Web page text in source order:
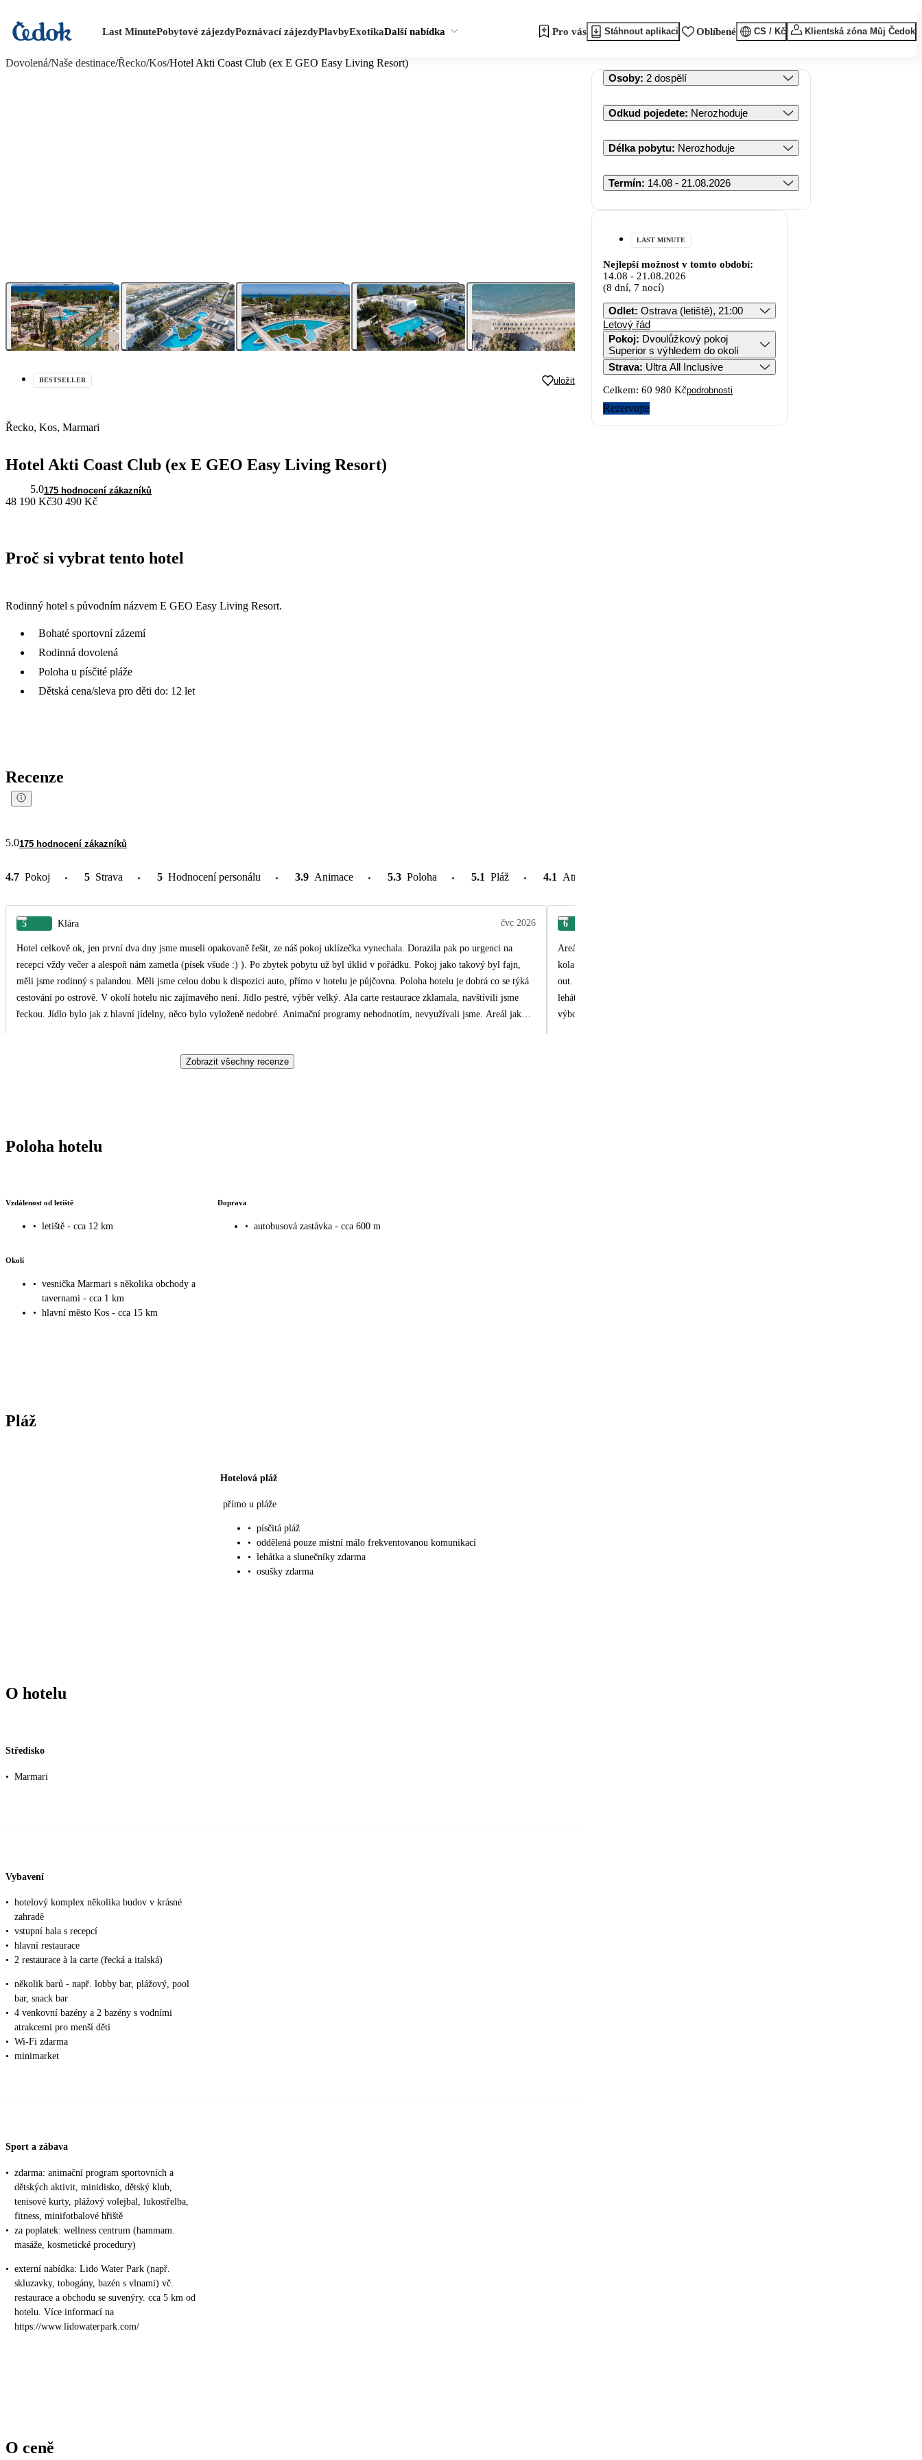
Last MinutePobytové zájezdyPoznávací zájezdyPlavbyExotikaDalší nabídka Pro vás Stáhnout aplikaci Oblíbené CS / Kč Klientská zóna Můj Čedok
Dovolená/Naše destinace/Řecko/Kos/Hotel Akti Coast Club (ex E GEO Easy Living Resort)
BESTSELLER uložit
Řecko, Kos, Marmari
Hotel Akti Coast Club (ex E GEO Easy Living Resort)
5.0175 hodnocení zákazníků
48 190 Kč30 490 Kč
Proč si vybrat tento hotel
Rodinný hotel s původním názvem E GEO Easy Living Resort.
Bohaté sportovní zázemí
Rodinná dovolená
Poloha u písčité pláže
Dětská cena/sleva pro děti do: 12 let
Recenze
5.0175 hodnocení zákazníků
4.7 Pokoj 5 Strava 5 Hodnocení personálu 3.9 Animace 5.3 Poloha 5.1 Pláž 4.1 Atrakce v okolí
5 Klára čvc 2026
Hotel celkově ok, jen první dva dny jsme museli opakovaně řešit, ze náš pokoj uklízečka vynechala. Dorazila pak po urgenci na
recepci vždy večer a alespoň nám zametla (písek všude :) ). Po zbytek pobytu už byl úklid v pořádku. Pokoj jako takový byl fajn,
měli jsme rodinný s palandou. Měli jsme celou dobu k dispozici auto, přímo v hotelu je půjčovna. Poloha hotelu je dobrá co se týká
cestování po ostrově. V okolí hotelu nic zajímavého není. Jídlo pestré, výběr velký. Ala carte restaurace zklamala, navštívili jsme
řeckou. Jídlo bylo jak z hlavní jídelny, něco bylo vyloženě nedobré. Animační programy nehodnotím, nevyužívali jsme. Areál jako
6
Areál hotelu je velmi pěkně udržovaný, výhodou je, že areálem neprojíždí žádné autobusy a
kola. Pokoj byl dobře řešený, pěkný, s balkonem, jen například v koupelně již určité
out. Úklid je dobře zajištěn. Moře často s vlnami, ale to ke Kosu patří. Pláž prostorná,
lehátka nijak bojovat. Pěkné bazény, jeden s atrakcemi pro děti. Jídlo v průběhu času bez
výborné včetně každodenního sushi, čínské kuchyně, samozřejmě řecké kuchyně. Delegátka
Zobrazit všechny recenze
Poloha hotelu
Vzdálenost od letiště
• letiště - cca 12 km
Doprava
• autobusová zastávka - cca 600 m
Okolí
• vesnička Marmari s několika obchody a
tavernami - cca 1 km
• hlavní město Kos - cca 15 km
Pláž
Hotelová pláž
přímo u pláže
• písčitá pláž
• oddělená pouze místní málo frekventovanou komunikací
• lehátka a slunečníky zdarma
• osušky zdarma
O hotelu
Středisko
• Marmari
Vybavení
• hotelový komplex několika budov v krásné
zahradě
• vstupní hala s recepcí
• hlavní restaurace
• 2 restaurace à la carte (řecká a italská)
• několik barů - např. lobby bar, plážový, pool
bar, snack bar
• 4 venkovní bazény a 2 bazény s vodními
atrakcemi pro menší děti
• Wi-Fi zdarma
• minimarket
Sport a zábava
• zdarma: animační program sportovních a
dětských aktivit, minidisko, dětský klub,
tenisové kurty, plážový volejbal, lukostřelba,
fitness, minifotbalové hřiště
• za poplatek: wellness centrum (hammam.
masáže, kosmetické procedury)
• externí nabídka: Lido Water Park (např.
skluzavky, tobogány, bazén s vlnami) vč.
restaurace a obchodu se suvenýry. cca 5 km od
hotelu. Více informací na
https://www.lidowaterpark.com/
O ceně
Osoby: 2 dospělí
Odkud pojedete: Nerozhoduje
Délka pobytu: Nerozhoduje
Termín: 14.08 - 21.08.2026
LAST MINUTE
Nejlepší možnost v tomto období:
14.08 - 21.08.2026
(8 dní, 7 nocí)
Odlet: Ostrava (letiště), 21:00
Letový řád
Pokoj: Dvoulůžkový pokoj
Superior s výhledem do okolí
Strava: Ultra All Inclusive
Celkem: 60 980 Kčpodrobnosti
Rezervujte